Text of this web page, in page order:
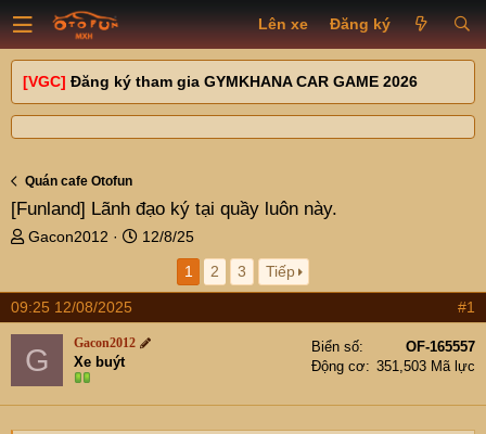
Lên xe Đăng ký
[VGC] Đăng ký tham gia GYMKHANA CAR GAME 2026
Quán cafe Otofun
[Funland] Lãnh đạo ký tại quầy luôn này.
T
e
a
d
s
Gacon2012
N
y
ử
12/8/25
1
2 3 Tiếp
09:25 12/08/2025 #1
G Gacon2012
Xe buýt
Biển số
OF-165557
Động cơ
351,503 Mã lực